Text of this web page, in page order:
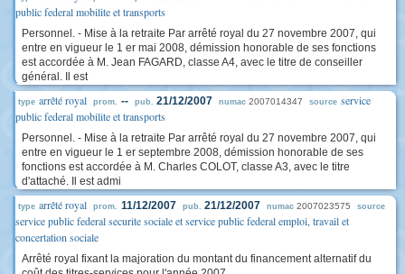
public federal mobilite et transports
Personnel. - Mise à la retraite Par arrêté royal du 27 novembre 2007, qui
entre en vigueur le 1 er mai 2008, démission honorable de ses fonctions
est accordée à M. Jean FAGARD, classe A4, avec le titre de conseiller
général. Il est
type arrêté royal prom. -- pub. 21/12/2007 numac 2007014347 source service
public federal mobilite et transports
Personnel. - Mise à la retraite Par arrêté royal du 27 novembre 2007, qui
entre en vigueur le 1 er septembre 2008, démission honorable de ses
fonctions est accordée à M. Charles COLOT, classe A3, avec le titre
d'attaché. Il est admi
type arrêté royal prom. 11/12/2007 pub. 21/12/2007 numac 2007023575 source
service public federal securite sociale et service public federal emploi, travail et
concertation sociale
Arrêté royal fixant la majoration du montant du financement alternatif du